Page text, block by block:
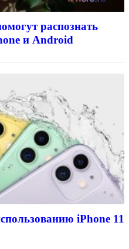
распознать
и Android
iPhone 11